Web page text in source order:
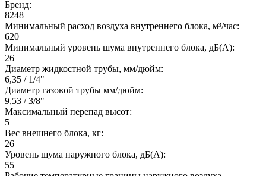
Бренд:
8248
Минимальный расход воздуха внутреннего блока, м³/час:
620
Минимальный уровень шума внутреннего блока, дБ(А):
26
Диаметр жидкостной трубы, мм/дюйм:
6,35 / 1/4"
Диаметр газовой трубы мм/дюйм:
9,53 / 3/8"
Максимальный перепад высот:
5
Вес внешнего блока, кг:
26
Уровень шума наружного блока, дБ(А):
55